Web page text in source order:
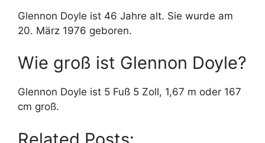
Glennon Doyle ist 46 Jahre alt. Sie wurde am
20. März 1976 geboren.
Wie groß ist Glennon Doyle?
Glennon Doyle ist 5 Fuß 5 Zoll, 1,67 m oder 167
cm groß.